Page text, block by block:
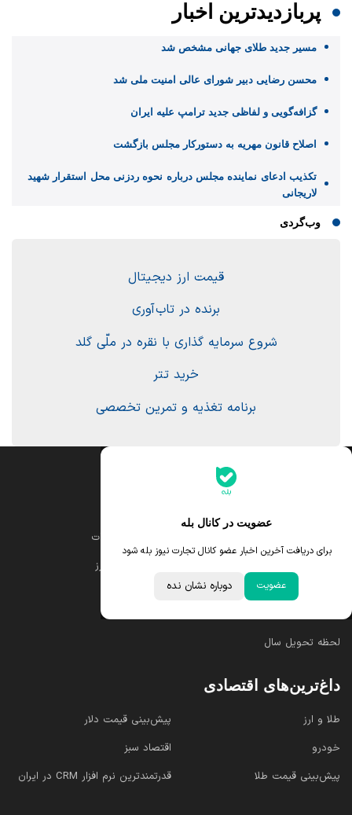
پربازدیدترین اخبار
مسیر جدید طلای جهانی مشخص شد
محسن رضایی دبیر شورای عالی امنیت ملی شد
گزافه‌گویی و لفاظی جدید ترامپ علیه ایران
اصلاح قانون مهریه به دستورکار مجلس بازگشت
تکذیب ادعای نماینده مجلس درباره نحوه ردزنی محل استقرار شهید
لاریجانی
وب‌گردی
قیمت ارز دیجیتال
برنده در تاب آوری
شروع سرمایه گذاری با نقره در ملّی گلد
خرید تتر
برنامه تغذیه و تمرین تخصصی
عضویت در کانال بله
برای دریافت آخرین اخبار عضو کانال تجارت نیوز بله شود
عضویت دوباره نشان نده
جدیدترین قیمت‌ها
قیمت درهم امارات
ابزار تبدیل نرخ ارز
لحظه تحویل سال
داغ‌ترین‌های اقتصادی
طلا و ارز
خودرو
پیش‌بینی قیمت طلا
پیش‌بینی قیمت دلار
اقتصاد سبز
قدرتمندترین نرم‌ افزار CRM در ایران